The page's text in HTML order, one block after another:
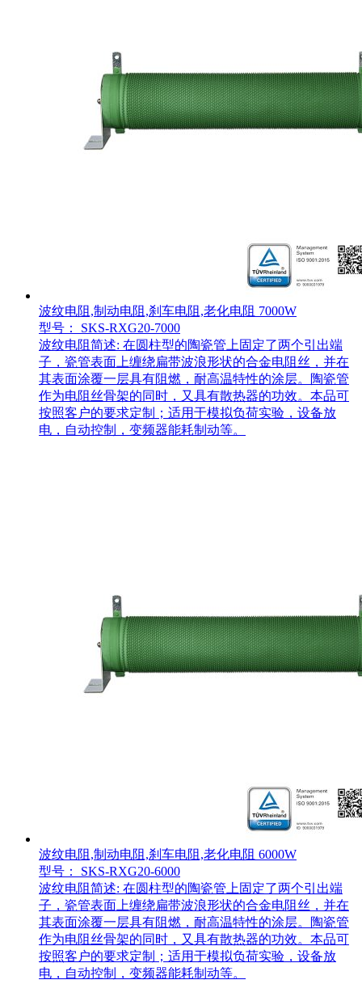
波纹电阻,制动电阻,刹车电阻,老化电阻 7000W
型号： SKS-RXG20-7000
波纹电阻简述: 在圆柱型的陶瓷管上固定了两个引出端
子，瓷管表面上缠绕扁带波浪形状的合金电阻丝，并在
其表面涂覆一层具有阻燃，耐高温特性的涂层。陶瓷管
作为电阻丝骨架的同时，又具有散热器的功效。本品可
按照客户的要求定制；适用于模拟负荷实验，设备放
电，自动控制，变频器能耗制动等。
波纹电阻,制动电阻,刹车电阻,老化电阻 6000W
型号： SKS-RXG20-6000
波纹电阻简述: 在圆柱型的陶瓷管上固定了两个引出端
子，瓷管表面上缠绕扁带波浪形状的合金电阻丝，并在
其表面涂覆一层具有阻燃，耐高温特性的涂层。陶瓷管
作为电阻丝骨架的同时，又具有散热器的功效。本品可
按照客户的要求定制；适用于模拟负荷实验，设备放
电，自动控制，变频器能耗制动等。